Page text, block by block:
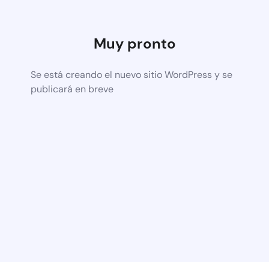
Muy pronto
Se está creando el nuevo sitio WordPress y se
publicará en breve